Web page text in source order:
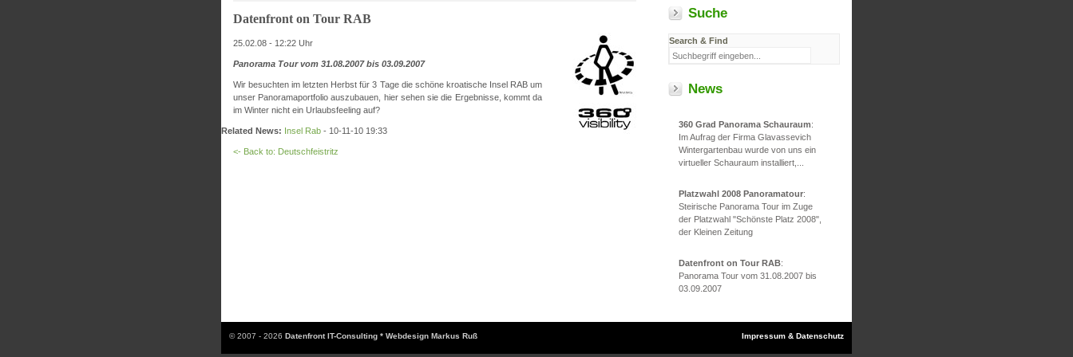
Datenfront on Tour RAB
25.02.08 - 12:22 Uhr
Panorama Tour vom 31.08.2007 bis 03.09.2007
Wir besuchten im letzten Herbst für 3 Tage die schöne kroatische Insel RAB um
unser Panoramaportfolio auszubauen, hier sehen sie die Ergebnisse, kommt da
im Winter nicht ein Urlaubsfeeling auf?
Related News: Insel Rab - 10-11-10 19:33
<- Back to: Deutschfeistritz
Suche
Search & Find
News
360 Grad Panorama Schauraum:
Im Aufrag der Firma Glavassevich
Wintergartenbau wurde von uns ein
virtueller Schauraum installiert,...
Platzwahl 2008 Panoramatour:
Steirische Panorama Tour im Zuge
der Platzwahl "Schönste Platz 2008",
der Kleinen Zeitung
Datenfront on Tour RAB:
Panorama Tour vom 31.08.2007 bis
03.09.2007
© 2007 - 2026 Datenfront IT-Consulting * Webdesign Markus Ruß Impressum & Datenschutz